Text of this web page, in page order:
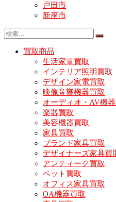
戸田市
新座市
買取商品
生活家電買取
インテリア照明買取
デザイン家電買取
映像音響機器買取
オーディオ・AV機
楽器買取
美容機器買取
家具買取
ブランド家具買取
デザイナーズ家具買
アンティーク買取
ベット買取
オフィス家具買取
OA機器買取